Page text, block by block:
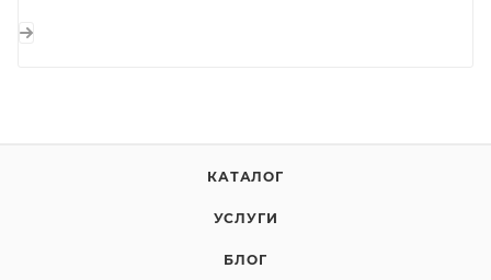
КАТАЛОГ
УСЛУГИ
БЛОГ